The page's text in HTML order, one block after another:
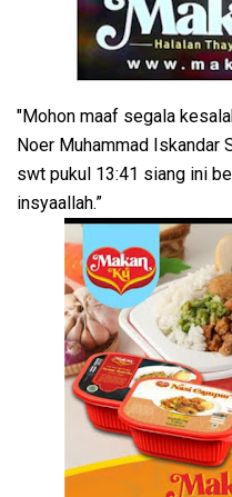
"Mohon maaf segala
Noer Muhammad Iskandar
swt pukul 13:41 siang ini
insyaallah.”